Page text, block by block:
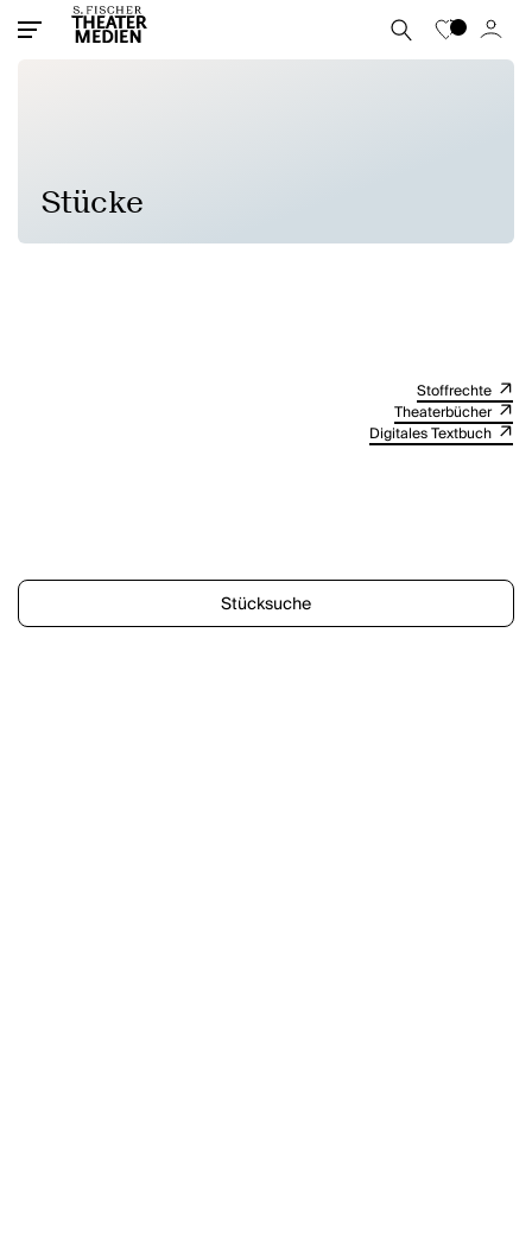
Stücke
Stoffrechte
Theaterbücher
Digitales Textbuch
Stücksuche